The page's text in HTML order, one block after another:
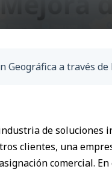
Geográfica a través
de
clientes, una
comercial.